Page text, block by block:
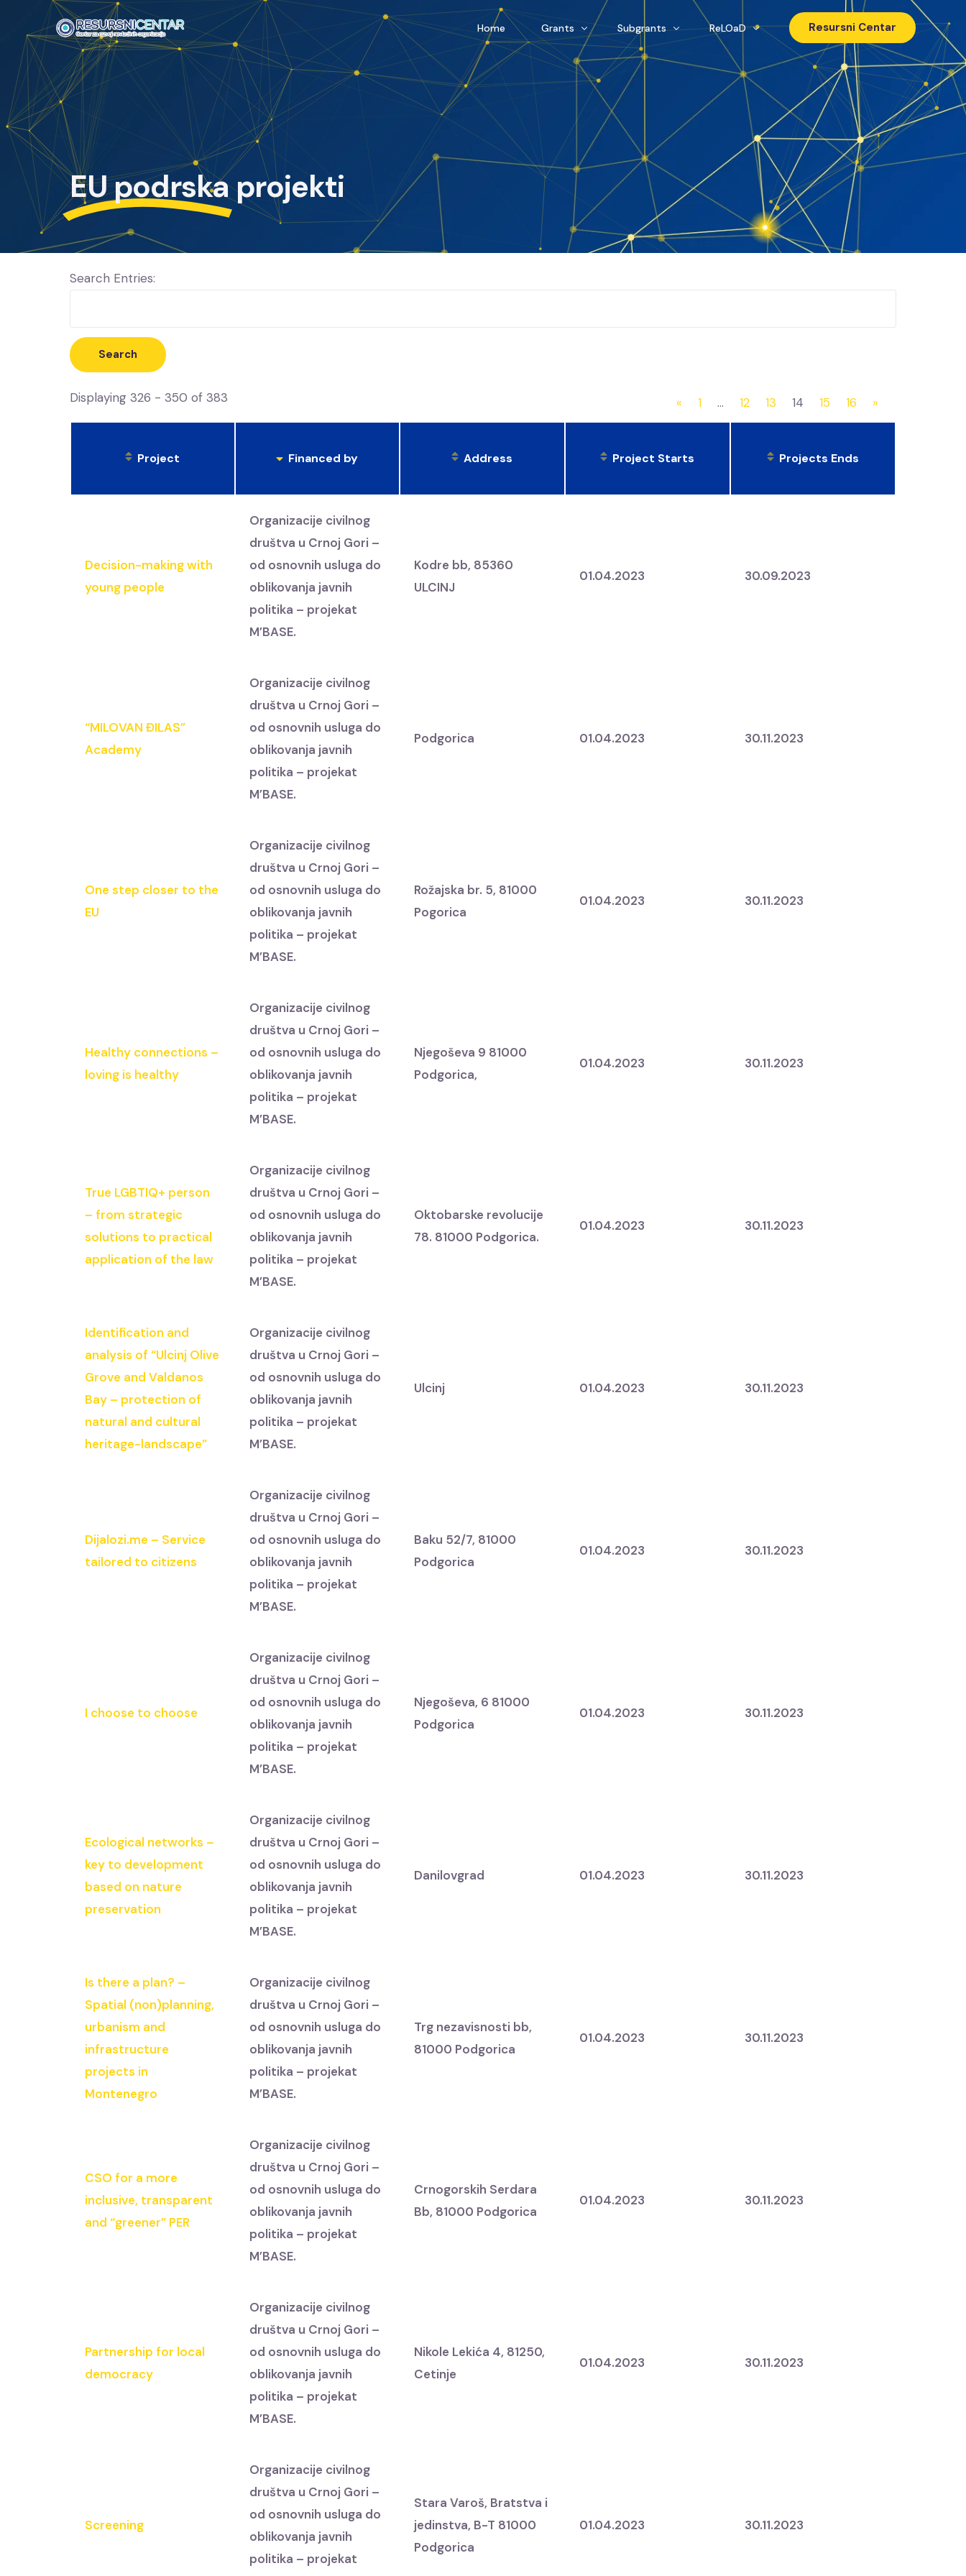
Home Grants
In Progress
Realized
Subgrants
In Progress
Realized
ReLOaD
In Progress
Resursni Centar
EU podrskaprojekti
Search Entries:
Displaying 326 - 350 of 383 « 1 … 12 13 14 15 16 »
Project Financed by Address Project Starts Projects Ends
Decision-making with
young people
Organizacije civilnog
društva u Crnoj Gori –
od osnovnih usluga do
oblikovanja javnih
politika – projekat
M’BASE.
Kodre bb, 85360
ULCINJ
01.04.2023 30.09.2023
“MILOVAN ĐILAS”
Academy
Organizacije civilnog
društva u Crnoj Gori –
od osnovnih usluga do
oblikovanja javnih
politika – projekat
M’BASE.
Podgorica 01.04.2023 30.11.2023
One step closer to the
EU
Organizacije civilnog
društva u Crnoj Gori –
od osnovnih usluga do
oblikovanja javnih
politika – projekat
M’BASE.
Rožajska br. 5, 81000
Pogorica
01.04.2023 30.11.2023
Healthy connections –
loving is healthy
Organizacije civilnog
društva u Crnoj Gori –
od osnovnih usluga do
oblikovanja javnih
politika – projekat
M’BASE.
Njegoševa 9 81000
Podgorica,
01.04.2023 30.11.2023
True LGBTIQ+ person
– from strategic
solutions to practical
application of the law
Organizacije civilnog
društva u Crnoj Gori –
od osnovnih usluga do
oblikovanja javnih
politika – projekat
M’BASE.
Oktobarske revolucije
78. 81000 Podgorica.
01.04.2023 30.11.2023
Identification and
analysis of “Ulcinj Olive
Grove and Valdanos
Bay – protection of
natural and cultural
heritage-landscape”
Organizacije civilnog
društva u Crnoj Gori –
od osnovnih usluga do
oblikovanja javnih
politika – projekat
M’BASE.
Ulcinj 01.04.2023 30.11.2023
Dijalozi.me – Service
tailored to citizens
Organizacije civilnog
društva u Crnoj Gori –
od osnovnih usluga do
oblikovanja javnih
politika – projekat
M’BASE.
Baku 52/7, 81000
Podgorica
01.04.2023 30.11.2023
I choose to choose
Organizacije civilnog
društva u Crnoj Gori –
od osnovnih usluga do
oblikovanja javnih
politika – projekat
M’BASE.
Njegoševa, 6 81000
Podgorica
01.04.2023 30.11.2023
Ecological networks –
key to development
based on nature
preservation
Organizacije civilnog
društva u Crnoj Gori –
od osnovnih usluga do
oblikovanja javnih
politika – projekat
M’BASE.
Danilovgrad 01.04.2023 30.11.2023
Is there a plan? –
Spatial (non)planning,
urbanism and
infrastructure
projects in
Montenegro
Organizacije civilnog
društva u Crnoj Gori –
od osnovnih usluga do
oblikovanja javnih
politika – projekat
M’BASE.
Trg nezavisnosti bb,
81000 Podgorica
01.04.2023 30.11.2023
CSO for a more
inclusive, transparent
and “greener” PER
Organizacije civilnog
društva u Crnoj Gori –
od osnovnih usluga do
oblikovanja javnih
politika – projekat
M’BASE.
Crnogorskih Serdara
Bb, 81000 Podgorica
01.04.2023 30.11.2023
Partnership for local
democracy
Organizacije civilnog
društva u Crnoj Gori –
od osnovnih usluga do
oblikovanja javnih
politika – projekat
M’BASE.
Nikole Lekića 4, 81250,
Cetinje
01.04.2023 30.11.2023
Screening
Organizacije civilnog
društva u Crnoj Gori –
od osnovnih usluga do
oblikovanja javnih
politika – projekat
Stara Varoš, Bratstva i
jedinstva, B-T 81000
Podgorica
01.04.2023 30.11.2023